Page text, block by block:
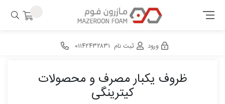
ورود ثبت نام ۰۱۱۴۲۴۳۲۸۳۱
ظروف یکبار مصرف و محصولات
کیترینگی